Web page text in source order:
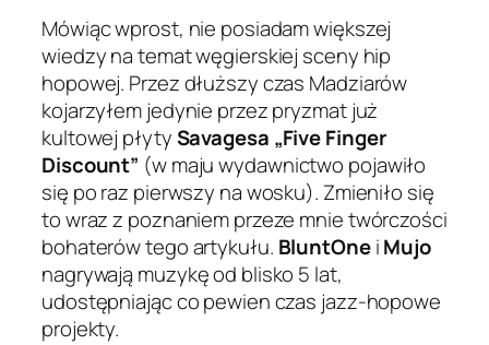
Mówiąc wprost, nie posiadam większej
wiedzy na temat węgierskiej sceny hip
hopowej. Przez dłuższy czas Madziarów
kojarzyłem jedynie przez pryzmat już
kultowej płytySavagesa „Five Finger
Discount” (w maju wydawnictwo pojawiło
się po raz pierwszy na wosku). Zmieniło się
to wraz z poznaniem przeze mnie twórczości
bohaterów tego artykułu. BluntOneiMujo
nagrywają muzykę od blisko 5 lat,
udostępniając co pewien czas jazz-hopowe
projekty.